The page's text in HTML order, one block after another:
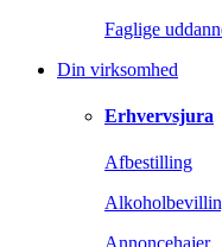
Faglige
Din virksomhed
Erhvervsjura
Afbestilling